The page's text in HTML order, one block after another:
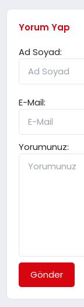
Yorum Yap
Ad Soyad:
E-Mail:
Yorumunuz:
Gönder